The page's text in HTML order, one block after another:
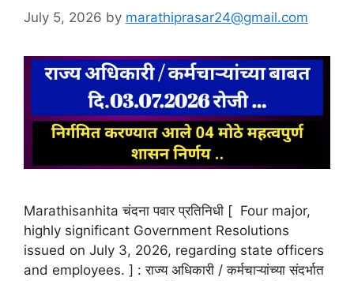
July 5, 2026 by marathiprasar24@gmail.com
Marathisanhita चंदना पवार प्रतिनिधी [ Four major,
highly significant Government Resolutions
issued on July 3, 2026, regarding state officers
and employees. ] : राज्य अधिकारी / कर्मचाऱ्यांच्या संदर्भात